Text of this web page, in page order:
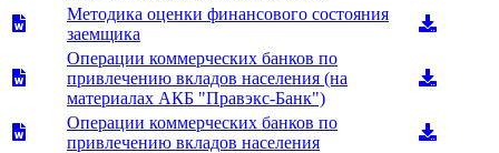
Методика оценки финансового состояния
заемщика
Операции коммерческих банков по
привлечению вкладов населения (на
материалах АКБ "Правэкс-Банк")
Операции коммерческих банков по
привлечению вкладов населения